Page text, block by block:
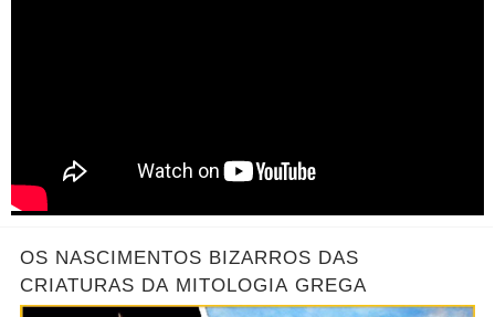
OS NASCIMENTOS BIZARROS DAS
CRIATURAS DA MITOLOGIA GREGA